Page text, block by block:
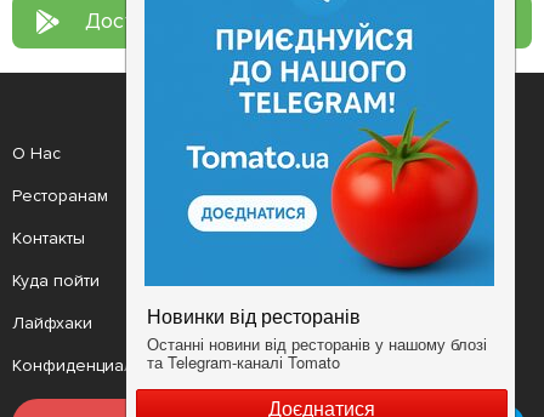
Доступно в Google Play
О Нас
Ресторанам
Контакты
Куда пойти
Лайфхаки
Конфиденциальность
Рецепт дня
Новости
Анонсы
Мобильное приложение
Условия